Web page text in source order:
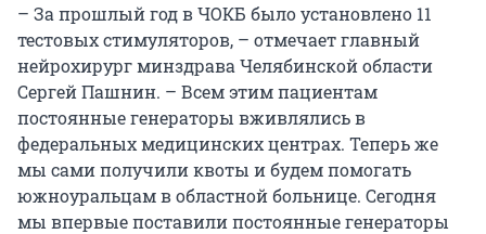
– За прошлый год в ЧОКБ было установлено 11
тестовых стимуляторов, – отмечает главный
нейрохирург минздрава Челябинской области
Сергей Пашнин. – Всем этим пациентам
постоянные генераторы вживлялись в
федеральных медицинских центрах. Теперь же
мы сами получили квоты и будем помогать
южноуральцам в областной больнице. Сегодня
мы впервые поставили постоянные генераторы